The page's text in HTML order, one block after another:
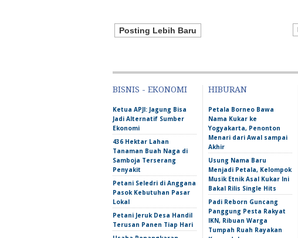
Posting Lebih Baru
BISNIS - EKONOMI
Ketua APJI: Jagung Bisa
Jadi Alternatif Sumber
Ekonomi
436 Hektar Lahan
Tanaman Buah Naga di
Samboja Terserang
Penyakit
Petani Seledri di Anggana
Pasok Kebutuhan Pasar
Lokal
Petani Jeruk Desa Handil
Terusan Panen Tiap Hari
HIBURAN
Petala Borneo Bawa
Nama Kukar ke
Yogyakarta, Penonton
Menari dari Awal sampai
Akhir
Usung Nama Baru
Menjadi Petala, Kelompok
Musik Etnik Asal Kukar Ini
Bakal Rilis Single Hits
Padi Reborn Guncang
Panggung Pesta Rakyat
IKN, Ribuan Warga
Tumpah Ruah Rayakan